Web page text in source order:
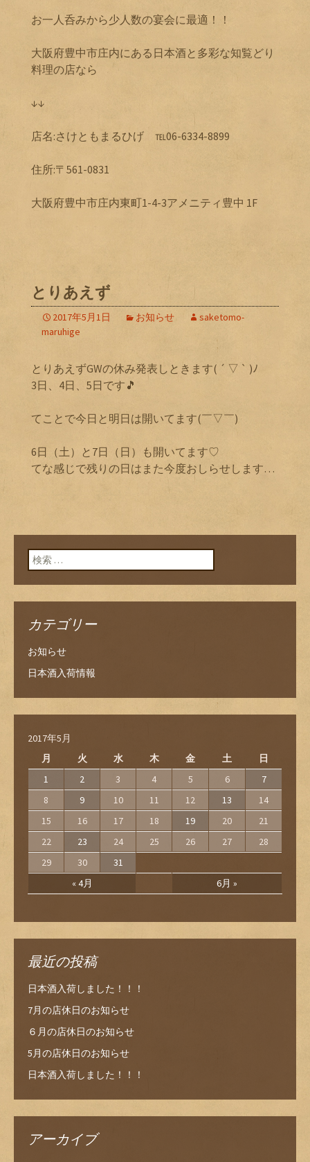
お一人呑みから少人数の宴会に最適！！
大阪府豊中市庄内にある日本酒と多彩な知覧どり
料理の店なら
↓↓
店名:さけともまるひげ ℡06-6334-8899
住所:〒561-0831
大阪府豊中市庄内東町1-4-3アメニティ豊中 1F
とりあえず
2017年5月1日 お知らせ
saketomo-
maruhige
とりあえずGWの休み発表しときます( ´ ▽ ` )ﾉ
3日、4日、5日です🎵
てことで今日と明日は開いてます(￣▽￣)
6日（土）と7日（日）も開いてます♡
てな感じで残りの日はまた今度おしらせします…
検索:
カテゴリー
お知らせ
日本酒入荷情報
2017年5月
月
火 水 木 金 土 日
« 4月 6月 »
1 2 3 4 5 6
7
8
9 10 11 12 13
14
15
16 17 18 19 20
21
22
23 24 25 26 27
28
29
30 31
最近の投稿
日本酒入荷しました！！！
7月の店休日のお知らせ
６月の店休日のお知らせ
5月の店休日のお知らせ
日本酒入荷しました！！！
アーカイブ